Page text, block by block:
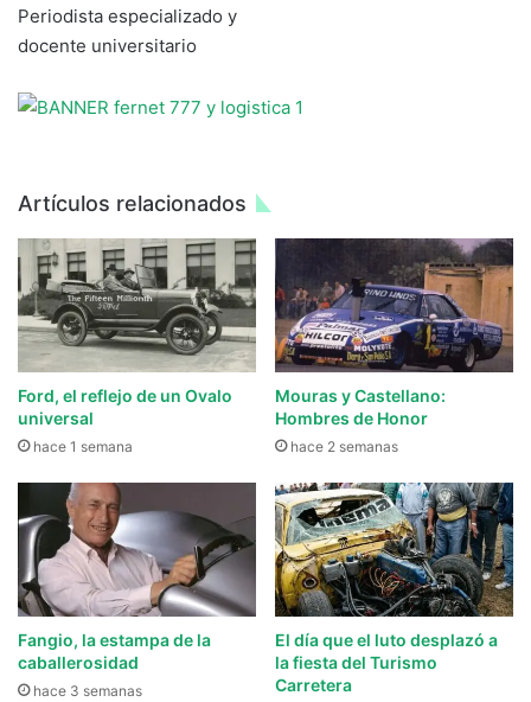
Periodista especializado y
docente universitario
Artículos relacionados
Ford, el reflejo de un Ovalo
universal
hace 1 semana
Mouras y Castellano:
Hombres de Honor
hace 2 semanas
Fangio, la estampa de la
caballerosidad
hace 3 semanas
El día que el luto desplazó a
la fiesta del Turismo
Carretera